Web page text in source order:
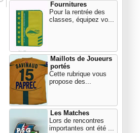
Fournitures
Pour la rentrée des
classes, équipez vo...
Maillots de Joueurs
portés
Cette rubrique vous
propose des...
Les Matches
Lors de rencontres
importantes ont été ...